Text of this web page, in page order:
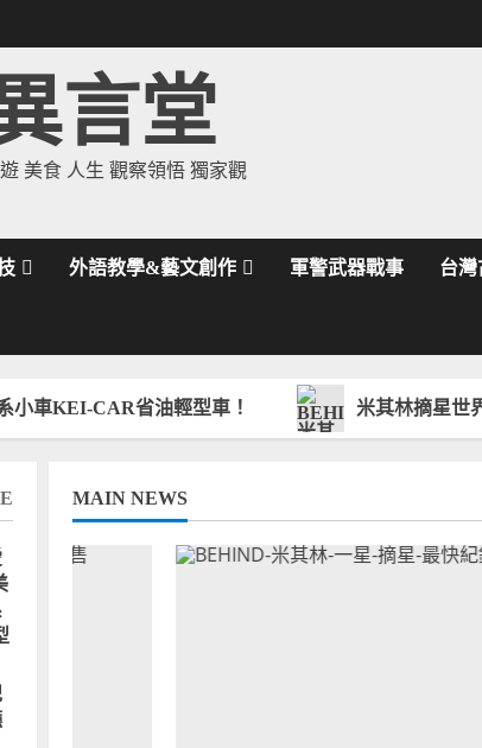
言堂
美食 人生 觀察領悟 獨家觀
外語教學&藝文創作 軍警武器戰事 台灣
省油輕型車！ 米其林摘星世界最快紀
MAIN NEWS